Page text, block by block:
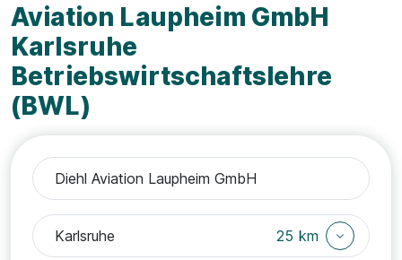
Aviation Laupheim GmbH
Karlsruhe
Betriebswirtschaftslehre
(BWL)
25 km